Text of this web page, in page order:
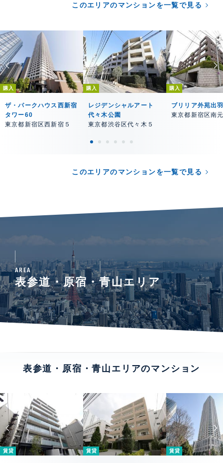
このエリアのマンションを一覧で見る
購入
ザ・パークハウス西新宿
タワー60
東京都新宿区西新宿５
購入
レジデンシャルアート
代々木公園
東京都渋谷区代々木５
購入
ブリリア外苑出
東京都新宿区南
このエリアのマンションを一覧で見る
AREA
表参道・原宿・青山エリア
表参道・原宿・青山エリアのマンション
賃貸 賃貸 賃貸